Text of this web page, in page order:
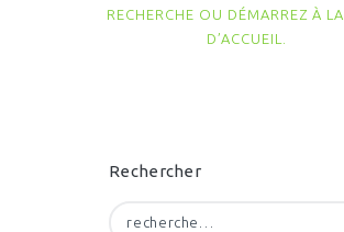
RECHERCHE OU DÉMARREZ À LA
D’ACCUEIL
Rechercher